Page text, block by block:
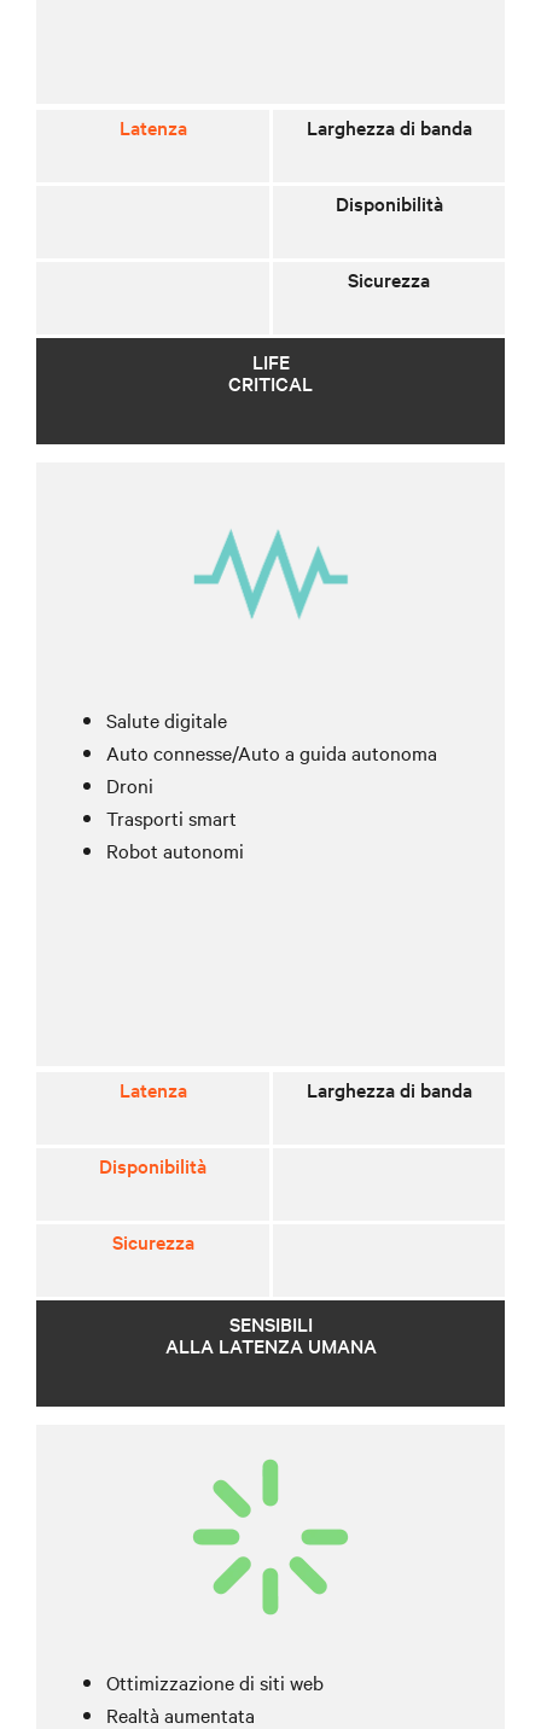
Latenza Larghezza di banda
Disponibilità
Sicurezza
LIFE
CRITICAL
Salute digitale
Auto connesse/Auto a guida autonoma
Droni
Trasporti smart
Robot autonomi
Latenza Larghezza di banda
Disponibilità
Sicurezza
SENSIBILI
ALLA LATENZA UMANA
Ottimizzazione di siti web
Realtà aumentata